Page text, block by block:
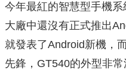
今年最紅的智慧型手機
大廠中還沒有正式推出
就發表了Android新機，
先鋒，GT540的外型非